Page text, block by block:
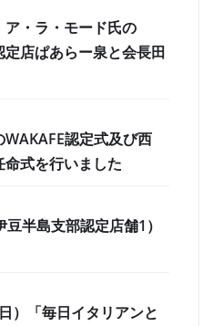
・ラ・モード氏の
店ぱあらー泉と会長田
WAKAFE認定式及び西
式を行いました
豆半島支部認定店舗1）
）「毎日イタリアンと